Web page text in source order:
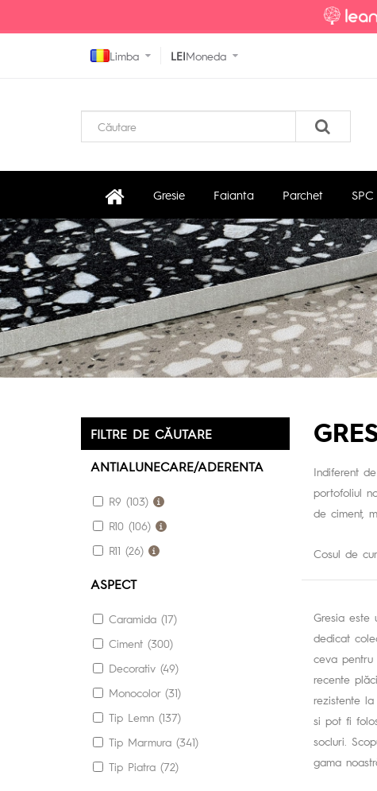
Limba LEIMoneda
Gresie Faianta Parchet SPC
FILTRE DE CĂUTARE
ANTIALUNECARE/ADERENTA
R9 (103)
R10 (106)
R11 (26)
ASPECT
Caramida (17)
Ciment (300)
Decorativ (49)
Monocolor (31)
Tip Lemn (137)
Tip Marmura (341)
Tip Piatra (72)
Indiferent
portofoliul
de ciment,
Cosul de
Gresia este
dedicat
ceva
recente
rezistente
si pot fi
socluri.
gama